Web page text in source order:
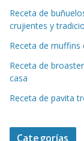
Receta de
crujientes y
Receta de
Receta de
casa
Receta de pavita
Categorías